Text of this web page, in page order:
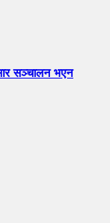
सञ्चालन भएन